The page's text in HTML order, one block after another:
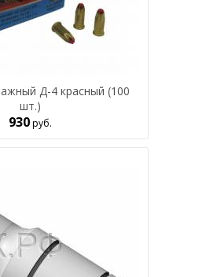
Д-4 красный (100
шт.)
930руб.